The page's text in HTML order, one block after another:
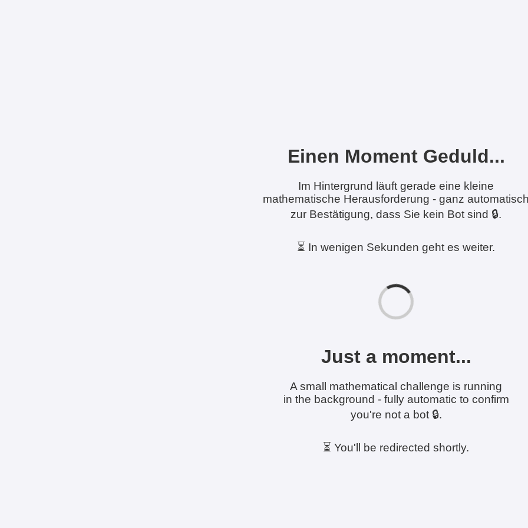
Einen Moment Geduld...
Im Hintergrund läuft gerade eine kleine
mathematische Herausforderung - ganz
zur Bestätigung, dass Sie kein Bot sind 🔒.
⏳ In wenigen Sekunden geht es weiter.
Just a moment...
A small mathematical challenge is running
in the background - fully automatic to confirm
you're not a bot 🔒.
⏳ You'll be redirected shortly.